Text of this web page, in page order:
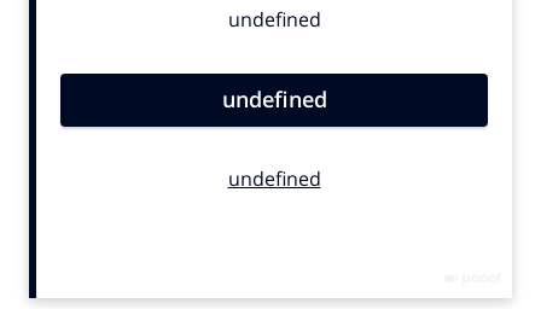
Contentmarketing